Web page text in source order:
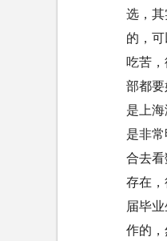
选，
的，
吃苦
部都
是上
是非
合去
存在
届毕
作的